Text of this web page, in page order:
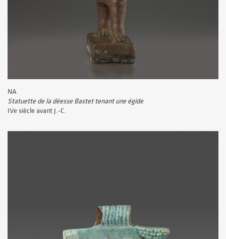
NA
Statuette de la déesse Bastet tenant une égide
IVe siècle avant J.-C.